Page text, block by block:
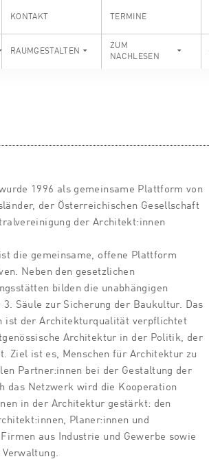
KONTAKT TERMINE
RAUMGESTALTEN
ZUM
NACHLESEN
1996 als gemeinsame Plattform von
der Österreichischen Gesellschaft
der Architekt:innen
die gemeinsame, offene Plattform
Neben den gesetzlichen
bilden die unabhängigen
Säule zur Sicherung der Baukultur. Das
ist der Architekturqualität verpflichtet
Architektur in der Politik, der
Ziel ist es, Menschen für Architektur zu
Partner:innen bei der Gestaltung der
das Netzwerk wird die Kooperation
in der Architektur gestärkt: den
Planer:innen und
aus Industrie und Gewerbe sowie